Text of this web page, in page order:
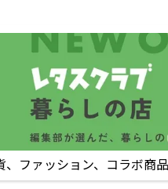
、ファッション、コラボ商